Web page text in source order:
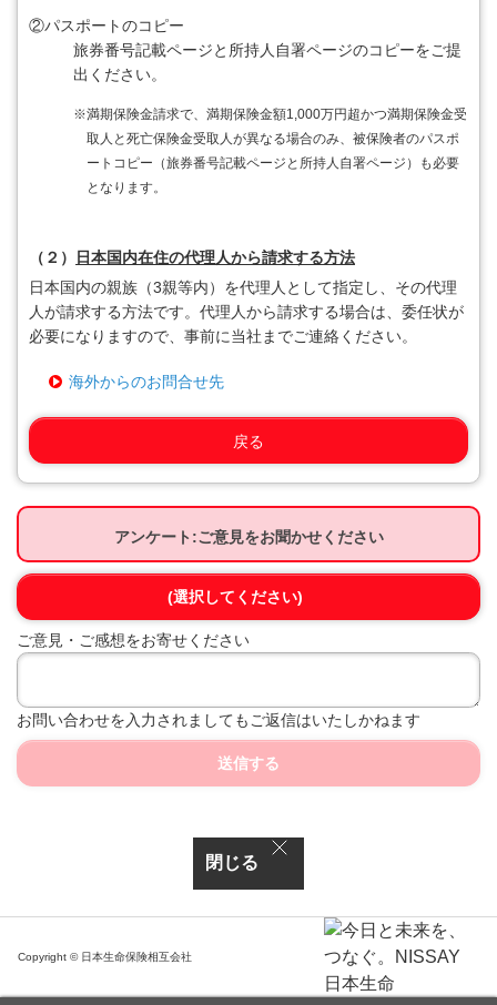
②パスポートのコピー
旅券番号記載ページと所持人自署ページのコピーをご提
出ください。
※満期保険金請求で、満期保険金額1,000万円超かつ満期保険金受
取人と死亡保険金受取人が異なる場合のみ、被保険者のパスポ
ートコピー（旅券番号記載ページと所持人自署ページ）も必要
となります。
（２）
日本国内在住の代理人から請求する方法
日本国内の親族（3親等内）を代理人として指定し、その代理
人が請求する方法です。代理人から請求する場合は、委任状が
必要になりますので、事前に当社までご連絡ください。
海外からのお問合せ先
戻る
アンケート:ご意見をお聞かせください
(選択してください)
ご意見・ご感想をお寄せください
お問い合わせを入力されましてもご返信はいたしかねます
送信する
閉じる
Copyright © 日本生命保険相互会社